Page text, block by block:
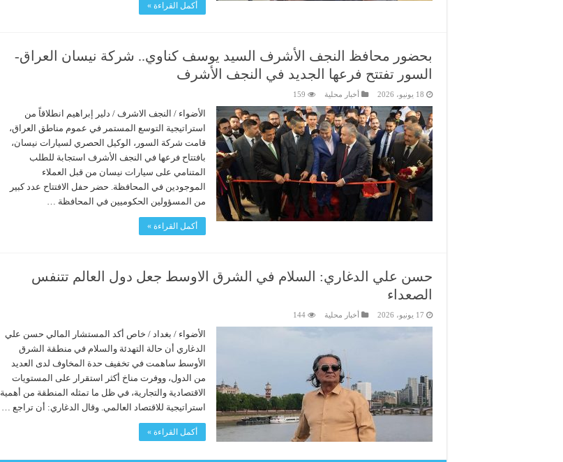
أكمل القراءة »
بحضور محافظ النجف الأشرف السيد يوسف كناوي.. شركة نيسان العراق-
السور تفتتح فرعها الجديد في النجف الأشرف
18 يونيو، 2026 أخبار محلية 159
الأضواء / النجف الاشرف / دلير إبراهيم انطلاقاً من
استراتيجية التوسع المستمر في عموم مناطق العراق،
قامت شركة السور، الوكيل الحصري لسيارات نيسان،
بافتتاح فرعها في النجف الأشرف استجابة للطلب
المتنامي على سيارات نيسان من قبل العملاء
الموجودين في المحافظة. حضر حفل الافتتاح عدد كبير
من المسؤولين الحكوميين في المحافظة …
أكمل القراءة »
حسن علي الدغاري: السلام في الشرق الاوسط جعل دول العالم تتنفس
الصعداء
17 يونيو، 2026 أخبار محلية 144
الأضواء / بغداد / خاص أكد المستشار المالي حسن علي
الدغاري أن حالة التهدئة والسلام في منطقة الشرق
الأوسط ساهمت في تخفيف حدة المخاوف لدى العديد
من الدول، ووفرت مناخ أكثر استقرار على المستويات
الاقتصادية والتجارية، في ظل ما تمثله المنطقة من أهمية
استراتيجية للاقتصاد العالمي. وقال الدغاري: أن تراجع …
أكمل القراءة »